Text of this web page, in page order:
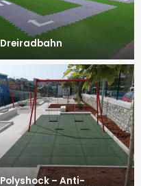
Dreiradbahn
Polyshock – Anti-